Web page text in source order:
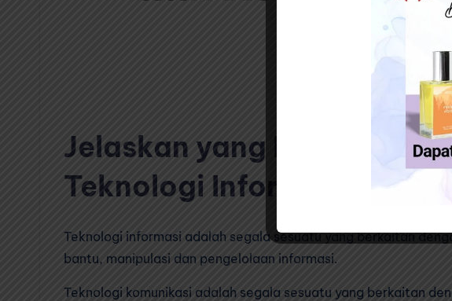
Jelaskan yang Dimaksud
Teknologi Informasi dan
Teknologi informasi adalah segala sesuatu yang berkaitan
bantu, manipulasi dan pengelolaan informasi.
Teknologi komunikasi adalah segala sesuatu yang berkaitan